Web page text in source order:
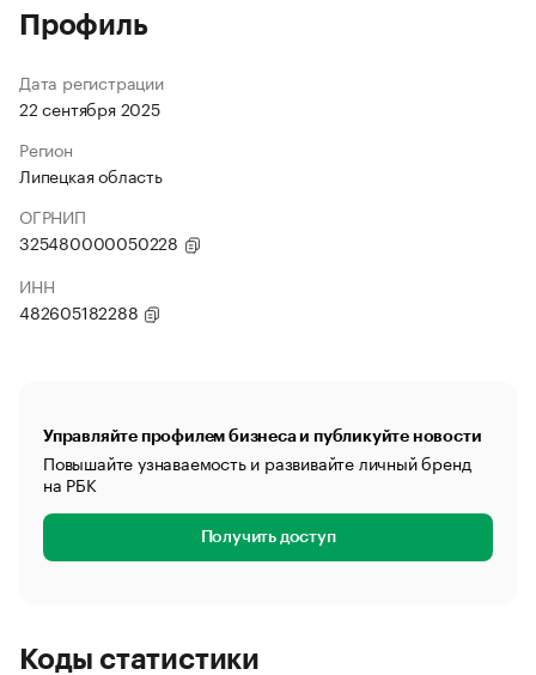
Профиль
Дата регистрации
22 сентября 2025
Регион
Липецкая область
ОГРНИП
325480000050228
ИНН
482605182288
Управляйте профилем бизнеса и публикуйте новости
Повышайте узнаваемость и развивайте личный бренд
на РБК
Получить доступ
Коды статистики